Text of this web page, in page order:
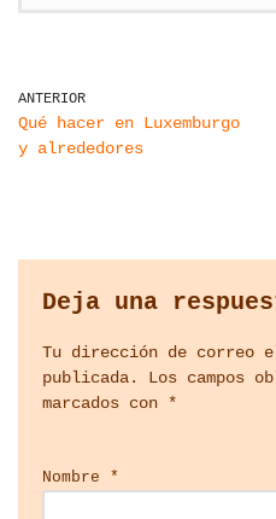
ANTERIOR
Qué hacer en Luxemburgo
y alrededores
Deja una
Tu dirección de correo
publicada.
Los campos
marcados con *
Nombre *